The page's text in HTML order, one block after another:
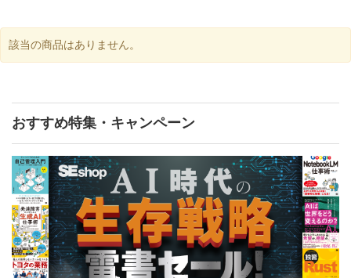
該当の商品はありません。
おすすめ特集・キャンペーン